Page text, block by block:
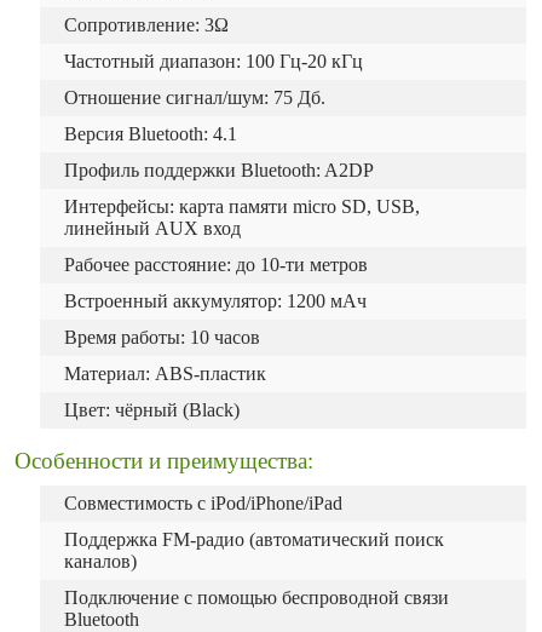
Сопротивление: 3Ω
Частотный диапазон: 100 Гц-20 кГц
Отношение сигнал/шум: 75 Дб.
Версия Bluetooth: 4.1
Профиль поддержки Bluetooth: A2DP
Интерфейсы: карта памяти micro SD, USB,
линейный AUX вход
Рабочее расстояние: до 10-ти метров
Встроенный аккумулятор: 1200 мАч
Время работы: 10 часов
Материал: ABS-пластик
Цвет: чёрный (Black)
Особенности и преимущества:
Совместимость с iPod/iPhone/iPad
Поддержка FM-радио (автоматический поиск
каналов)
Подключение c помощью беспроводной связи
Bluetooth